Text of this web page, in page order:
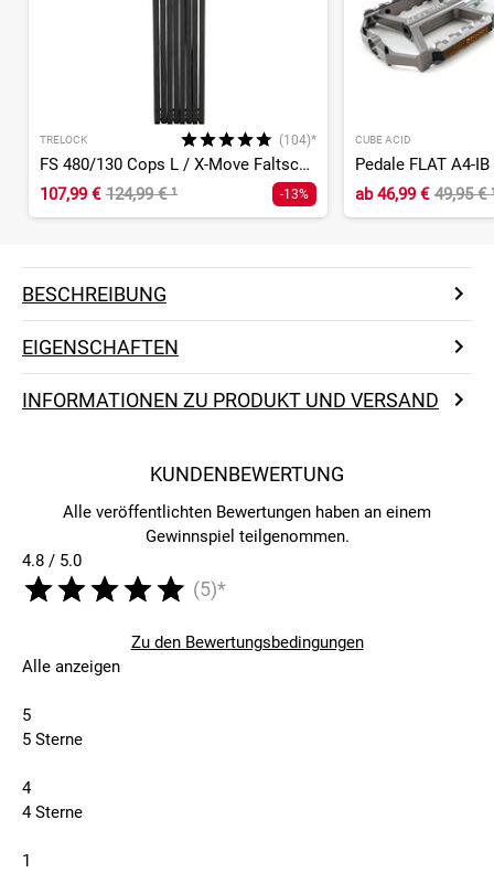
TRELOCK (104)*
FS 480/130 Cops L / X-Move Faltschloss
107,99 € 124,99 €¹ -13%
CUBE ACID
Pedale FLAT A4-
ab46,99 € 49,95 €
BESCHREIBUNG
EIGENSCHAFTEN
INFORMATIONEN ZU PRODUKT UND VERSAND
KUNDENBEWERTUNG
Alle veröffentlichten Bewertungen haben an einem
Gewinnspiel teilgenommen.
4.8 / 5.0
(5)*
Zu den Bewertungsbedingungen
Alle anzeigen
5
5 Sterne
4
4 Sterne
1